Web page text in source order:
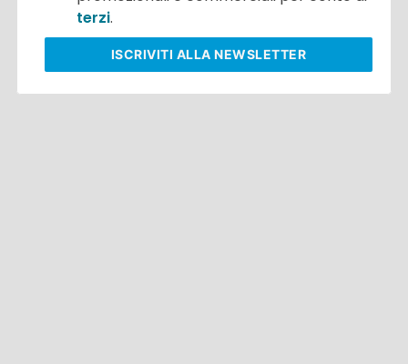
terzi.
ISCRIVITI ALLA NEWSLETTER